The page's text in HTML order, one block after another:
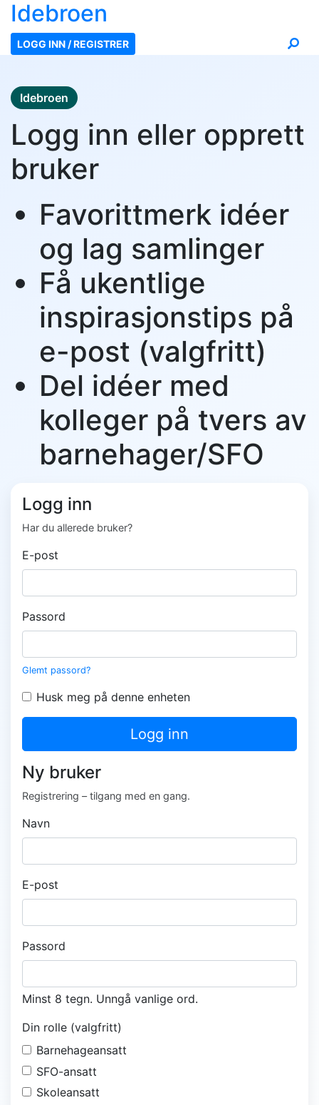
Idebroen
LOGG INN / REGISTRER
Idebroen
Logg inn eller opprett
bruker
Favorittmerk idéer
og lag samlinger
Få ukentlige
inspirasjonstips på
e-post (valgfritt)
Del idéer med
kolleger på tvers av
barnehager/SFO
Logg inn
Har du allerede bruker?
E-post
Passord
Glemt passord?
Husk meg på denne enheten
Logg inn
Ny bruker
Registrering – tilgang med en gang.
Navn
E-post
Passord
Minst 8 tegn. Unngå vanlige ord.
Din rolle (valgfritt)
Barnehageansatt
SFO-ansatt
Skoleansatt